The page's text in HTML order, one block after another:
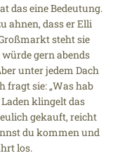
das eine Bedeutung.
ahnen, dass er Elli
steht sie
gern abends
unter jedem Dach
fragt sie: „Was hab
klingelt das
gekauft, reicht
du kommen und
los.